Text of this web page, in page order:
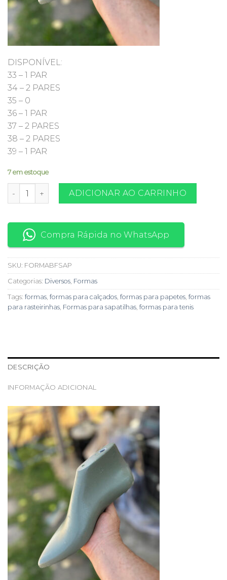
DISPONÍVEL:
33 – 1 PAR
34 – 2 PARES
35 – 0
36 – 1 PAR
37 – 2 PARES
38 – 2 PARES
39 – 1 PAR
7 em estoque
Formas (usadas) para sapatilha bico fino ref 55704/1 - Preço
ADICIONAR AO CARRINHO
Compra Rápida no WhatsApp
SKU: FORMABFSAP
Categorias: Diversos Formas
Tags: formas formas para calçados formas para papetes formas
para rasteirinhas Formas para sapatilhas formas para tenis
DESCRIÇÃO
INFORMAÇÃO ADICIONAL